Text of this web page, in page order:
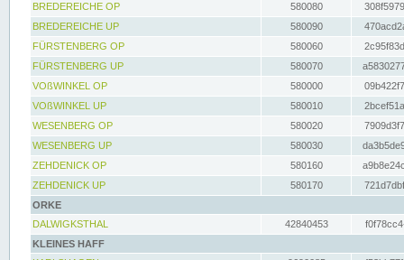
BREDEREICHE OP
580080
BREDEREICHE UP
580090
FÜRSTENBERG OP
580060
FÜRSTENBERG UP
580070
VOßWINKEL OP
580000
VOßWINKEL UP
580010
WESENBERG OP
580020
WESENBERG UP
580030
ZEHDENICK OP
580160
ZEHDENICK UP
580170
ORKE
DALWIGKSTHAL
42840453
KLEINES HAFF